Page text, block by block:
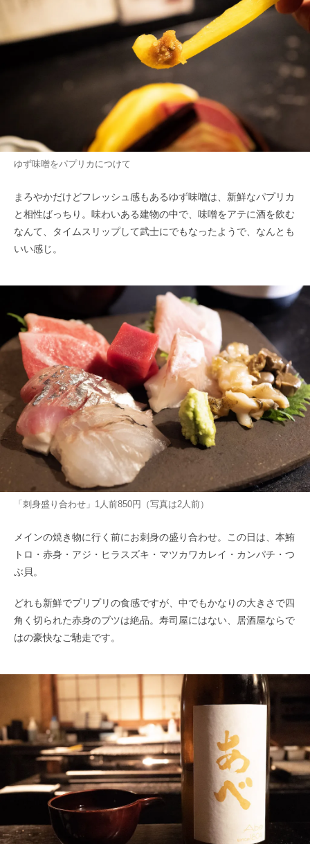
ゆず味噌をパプリカにつけて
まろやかだけどフレッシュ感もあるゆず味噌は、新鮮なパプリカ
と相性ばっちり。味わいある建物の中で、味噌をアテに酒を飲む
なんて、タイムスリップして武士にでもなったようで、なんとも
いい感じ。
「刺身盛り合わせ」1人前850円（写真は2人前）
メインの焼き物に行く前にお刺身の盛り合わせ。この日は、本鮪
トロ・赤身・アジ・ヒラスズキ・マツカワカレイ・カンパチ・つ
ぶ貝。
どれも新鮮でプリプリの食感ですが、中でもかなりの大きさで四
角く切られた赤身のブツは絶品。寿司屋にはない、居酒屋ならで
はの豪快なご馳走です。